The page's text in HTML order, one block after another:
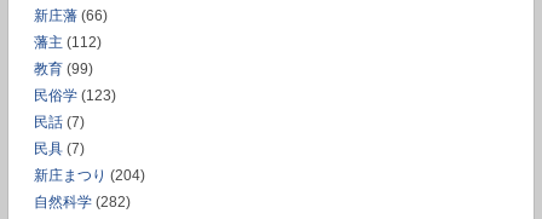
新庄藩 (66)
藩主 (112)
教育 (99)
民俗学 (123)
民話 (7)
民具 (7)
新庄まつり (204)
自然科学 (282)